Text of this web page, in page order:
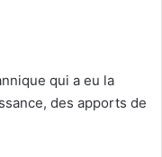
qui a eu la
des apports de